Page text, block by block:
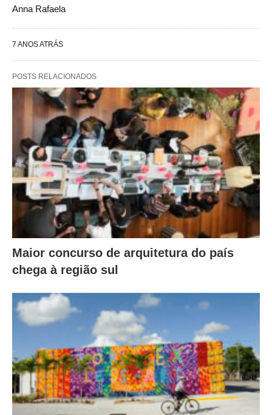
Anna Rafaela
7 ANOS ATRÁS
POSTS RELACIONADOS
Maior concurso de arquitetura do país
chega à região sul